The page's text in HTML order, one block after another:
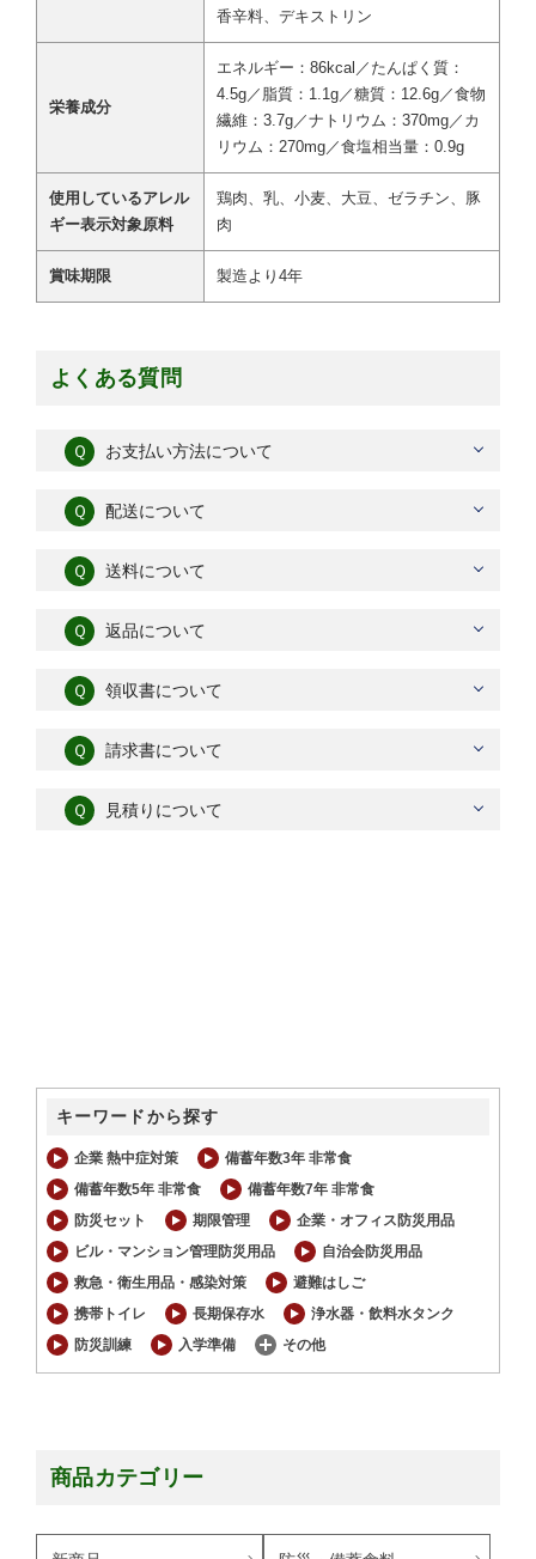
香辛料、デキストリン
栄養成分
エネルギー：86kcal／たんぱく質：
4.5g／脂質：1.1g／糖質：12.6g／食物
繊維：3.7g／ナトリウム：370mg／カ
リウム：270mg／食塩相当量：0.9g
使用しているアレル
ギー表示対象原料
鶏肉、乳、小麦、大豆、ゼラチン、豚
肉
賞味期限 製造より4年
よくある質問
Ｑ お支払い方法について
Ｑ 配送について
Ｑ 送料について
Ｑ 返品について
Ｑ 領収書について
Ｑ 請求書について
Ｑ 見積りについて
キーワードから探す
企業 熱中症対策
備蓄年数3年 非常食
備蓄年数5年 非常食
備蓄年数7年 非常食
防災セット
期限管理
企業・オフィス防災用品
ビル・マンション管理防災用品
自治会防災用品
救急・衛生用品・感染対策
避難はしご
携帯トイレ
長期保存水
浄水器・飲料水タンク
防災訓練
入学準備 その他
商品カテゴリー